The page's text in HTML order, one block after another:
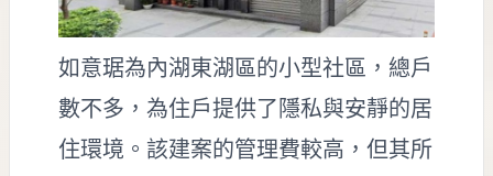
如意琚為內湖東湖區的小型社區，總戶
數不多，為住戶提供了隱私與安靜的居
住環境。該建案的管理費較高，但其所